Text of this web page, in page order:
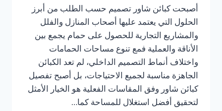
أصبحت كبائن شاور تصميم حسب الطلب من أبرز
الحلول التي يعتمد عليها أصحاب المنازل والفلل
والمشاريع التجارية للحصول على حمام يجمع بين
الأناقة والعملية فمع تنوع مساحات الحمامات
واختلاف أنماط التصميم الداخلي، لم تعد الكبائن
الجاهزة مناسبة لجميع الاحتياجات، بل أصبح تفصيل
كبائن شاور وفق المقاسات الفعلية هو الخيار الأمثل
لتحقيق أفضل استغلال للمساحة كما…